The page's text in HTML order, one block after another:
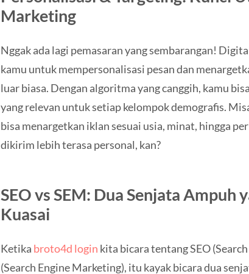
Marketing
Nggak ada lagi pemasaran yang sembarangan!
kamu untuk mempersonalisasi pesan dan
luar biasa. Dengan algoritma yang canggih, kamu
yang relevan untuk setiap kelompok demografis.
bisa menargetkan iklan sesuai usia, minat, hingga
dikirim lebih terasa personal, kan?
SEO vs SEM: Dua Senjata Ampuh
Kuasai
Ketika broto4d login kita bicara tentang SEO
(Search Engine Marketing), itu kayak bicara dua